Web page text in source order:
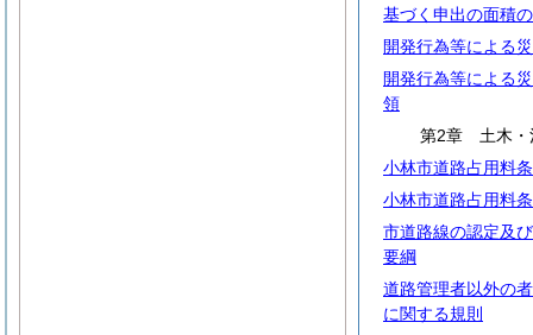
基づく申出の面積
開発行為等による
開発行為等による
領
第2章 土木・
小林市道路占用料
小林市道路占用料
市道路線の認定及
要綱
道路管理者以外の
に関する規則